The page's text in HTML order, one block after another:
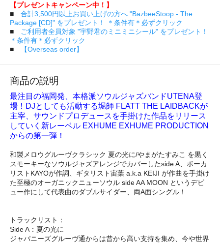
【プレゼントキャンペーン中！】
■ 合計3,500円以上お買い上げの方へ "BazbeeStoop - The
Package [CD]" をプレゼント！ ＊条件有＊必ずクリック
■
ご利用者全員対象 "宇野君のミニミニシール" をプレゼント！
＊条件有＊必ずクリック
■
【Overseas order】
商品の説明
最注目の福岡発、本格派ソウルジャズバンドUTENA登
場！DJとしても活動する堀師 FLATT THE LAIDBACKが
主宰、サウンドプロデュースを手掛けた作品をリリース
していく新レーベル EXHUME EXHUME PRODUCTION
からの第一弾！
和製メロウグルーヴクラシック 夏の光に/やまがたすみこ を黒く
スモーキーなソウルジャズアレンジでカバーしたside A、ボーカ
リストKAYOが作詞、ギタリスト宙葉 a.k.a KEIJI が作曲を手掛け
た至極のオーガニックニューソウル side AA MOON というデビ
ュー作にして代表曲のダブルサイダー、両A面シングル！
トラックリスト：
Side A：夏の光に
ジャパニーズグルーヴ通からは昔から高い支持を集め、今や世界